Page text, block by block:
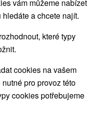
vám můžeme nabízet
a chcete najít.
které typy
cookies na vašem
pro provoz této
cookies potřebujeme